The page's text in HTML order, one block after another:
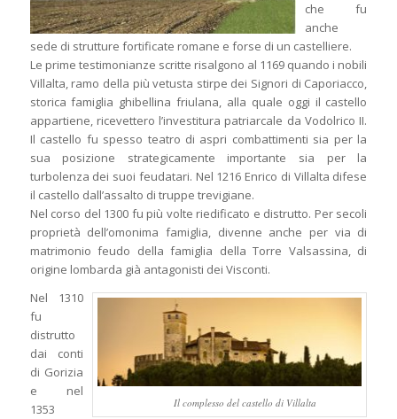
che fu
anche
sede di strutture fortificate romane e forse di un castelliere.
Le prime testimonianze scritte risalgono al 1169 quando i nobili
Villalta, ramo della più vetusta stirpe dei Signori di Caporiacco,
storica famiglia ghibellina friulana, alla quale oggi il castello
appartiene, ricevettero l’investitura patriarcale da Vodolrico II.
Il castello fu spesso teatro di aspri combattimenti sia per la
sua posizione strategicamente importante sia per la
turbolenza dei suoi feudatari. Nel 1216 Enrico di Villalta difese
il castello dall’assalto di truppe trevigiane.
Nel corso del 1300 fu più volte riedificato e distrutto. Per secoli
proprietà dell’omonima famiglia, divenne anche per via di
matrimonio feudo della famiglia della Torre Valsassina, di
origine lombarda già antagonisti dei Visconti.
Il complesso del castello di Villalta
Nel 1310
fu
distrutto
dai conti
di Gorizia
e nel
1353